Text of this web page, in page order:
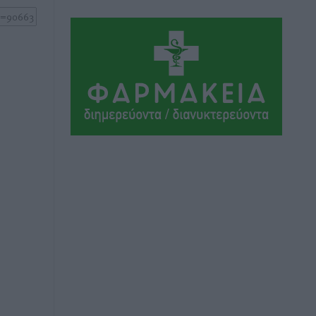
νέο Ειδικό Χωροταξικό Πλαίσιο για τον
Τουρισμό με κοινή υπουργική
πριν 2 ώρες
4η Γιορτή των Γιαρένιων στ’ Απόλλωνα
Ρόδου το Σάββατο 8 Αυγούστου